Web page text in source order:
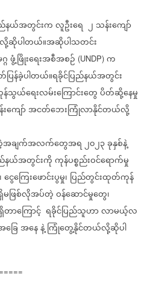
ည်နယ်အတွင်းကလူဦးရေ ၂ သန်းကျော်
ဆိုပါတယ်။အဆိုပါသတင်း
ဖွံ့ဖြိုးရေးအစီအစဉ် (UNDP) က
ြန်ခဲ့ပါတယ်။ရခိုင်ပြည်နယ်အတွင်း
သွယ်ရေးလမ်းကြောင်းတွေပိတ်ဆို့နေမှု
ကျော်အငတ်ဘေးကြုံလာနိုင်တယ်လို့
အချက်အလက်တွေအရ၂၀၂၃ခုနှစ်နဲ့
ည်နယ်အတွင်းကိုကုန်ပစ္စည်းဝင်ရောက်မှု
ငွေကြေးဖောင်းပွမှု၊ ပြည်တွင်းထုတ်ကုန်
မဖြစ်လိုအပ်တဲ့ဝန်ဆောင်မှုတွေ၊
တာကြောင့် ရခိုင်ပြည်သူဟာလာမယ့်လ
ြေအနေနဲ့ကြုံတွေ့နိုင်တယ်လို့ဆိုပါ